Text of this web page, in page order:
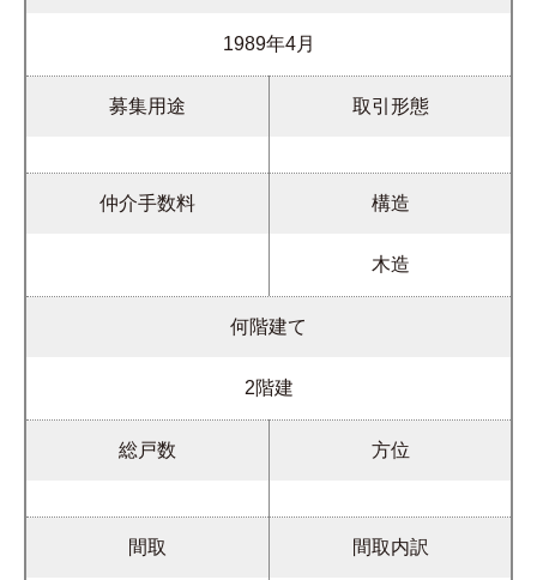
1989年4月
募集用途 取引形態
仲介手数料 構造
木造
何階建て
2階建
総戸数 方位
間取 間取内訳